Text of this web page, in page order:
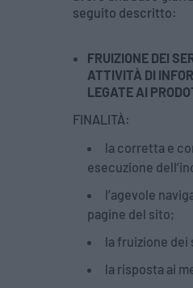
seguito descritto:
FRUIZIONE DEI
ATTIVITÀ DI
LEGATE AI
FINALITÀ:
la corretta e
esecuzione
l’agevole
pagine del sito;
la fruizione dei
la risposta ai